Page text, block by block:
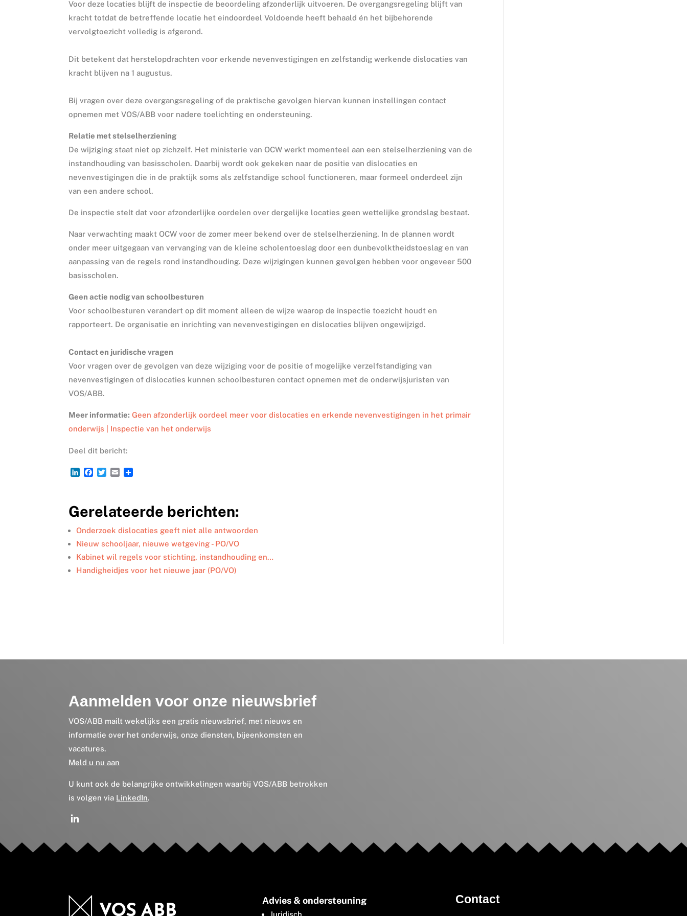
Voor deze locaties blijft de inspectie de beoordeling afzonderlijk uitvoeren. De overgangsregeling blijft van
kracht totdat de betreffende locatie het eindoordeel Voldoende heeft behaald én het bijbehorende
vervolgtoezicht volledig is afgerond.
Dit betekent dat herstelopdrachten voor erkende nevenvestigingen en zelfstandig werkende dislocaties van
kracht blijven na 1 augustus.
Bij vragen over deze overgangsregeling of de praktische gevolgen hiervan kunnen instellingen contact
opnemen met VOS/ABB voor nadere toelichting en ondersteuning.
Relatie met stelselherziening
De wijziging staat niet op zichzelf. Het ministerie van OCW werkt momenteel aan een stelselherziening van de
instandhouding van basisscholen. Daarbij wordt ook gekeken naar de positie van dislocaties en
nevenvestigingen die in de praktijk soms als zelfstandige school functioneren, maar formeel onderdeel zijn
van een andere school.
De inspectie stelt dat voor afzonderlijke oordelen over dergelijke locaties geen wettelijke grondslag bestaat.
Naar verwachting maakt OCW voor de zomer meer bekend over de stelselherziening. In de plannen wordt
onder meer uitgegaan van vervanging van de kleine scholentoeslag door een dunbevolktheidstoeslag en van
aanpassing van de regels rond instandhouding. Deze wijzigingen kunnen gevolgen hebben voor ongeveer 500
basisscholen.
Geen actie nodig van schoolbesturen
Voor schoolbesturen verandert op dit moment alleen de wijze waarop de inspectie toezicht houdt en
rapporteert. De organisatie en inrichting van nevenvestigingen en dislocaties blijven ongewijzigd.
Contact en juridische vragen
Voor vragen over de gevolgen van deze wijziging voor de positie of mogelijke verzelfstandiging van
nevenvestigingen of dislocaties kunnen schoolbesturen contact opnemen met de onderwijsjuristen van
VOS/ABB.
Meer informatie: Geen afzonderlijk oordeel meer voor dislocaties en erkende nevenvestigingen in het primair
onderwijs | Inspectie van het onderwijs
Deel dit bericht:
L
e
d
I
n
F
b
o
o
k
T
t
e
r
E
l
n
Gerelateerde berichten:
Onderzoek dislocaties geeft niet alle antwoorden
Nieuw schooljaar, nieuwe wetgeving - PO/VO
Kabinet wil regels voor stichting, instandhouding en…
Handigheidjes voor het nieuwe jaar (PO/VO)
Aanmelden voor onze nieuwsbrief
VOS/ABB mailt wekelijks een gratis nieuwsbrief, met nieuws en
informatie over het onderwijs, onze diensten, bijeenkomsten en
vacatures.
Meld u nu aan
U kunt ook de belangrijke ontwikkelingen waarbij VOS/ABB betrokken
is volgen via LinkedIn.
Advies & ondersteuning Contact